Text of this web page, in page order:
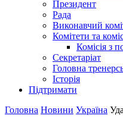
Президент
Рада
Виконавчий
Комітети та
Комісія з
Секретаріат
Головна
Історія
Підтримати
Головна Новини Україна